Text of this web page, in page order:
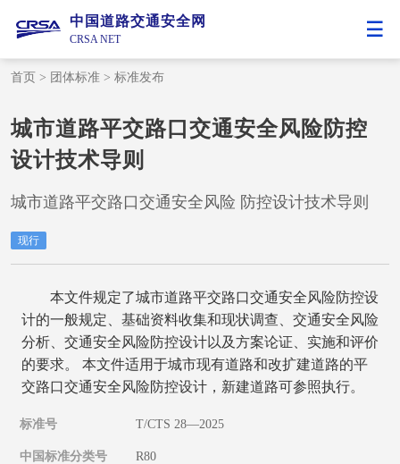
中国道路交通安全网
CRSA NET
首页 > 团体标准 > 标准发布
城市道路平交路口交通安全风险防控
设计技术导则
城市道路平交路口交通安全风险 防控设计技术导则
现行
本文件规定了城市道路平交路口交通安全风险防控设
计的一般规定、基础资料收集和现状调查、交通安全风险
分析、交通安全风险防控设计以及方案论证、实施和评价
的要求。 本文件适用于城市现有道路和改扩建道路的平
交路口交通安全风险防控设计，新建道路可参照执行。
标准号 T/CTS 28—2025
中国标准分类号 R80